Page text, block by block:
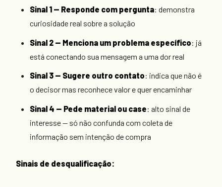
Sinal 1 — Responde com pergunta: demonstra
curiosidade real sobre a solução
Sinal 2 — Menciona um problema específico: já
está conectando sua mensagem a uma dor real
Sinal 3 — Sugere outro contato: indica que não é
o decisor mas reconhece valor e quer encaminhar
Sinal 4 — Pede material ou case: alto sinal de
interesse — só não confunda com coleta de
informação sem intenção de compra
Sinais de desqualificação: